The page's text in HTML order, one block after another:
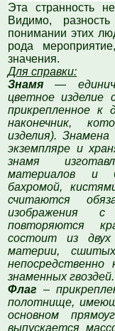
Эта странность
Видимо,
понимании этих
рода
значения.
Для справки:
Знамя—
цветное изделие
прикрепленное к
наконечник,
изделия).
экземпляре и
знамя
материалов и
бахромой,
считаются
изображения
повторяются
состоит из двух
материи,
знаменных гвоздей.
Флаг –
полотнище,
основном
выпускается